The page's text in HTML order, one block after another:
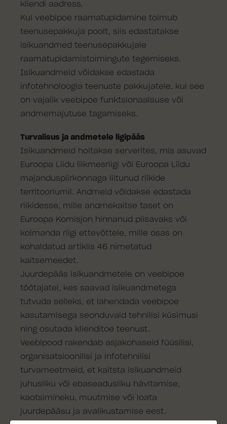
kliendi aadress.
Kui veebipoe raamatupidamine toimub
teenusepakkuja poolt, siis edastatakse
isikuandmed teenusepakkujale
raamatupidamistoimingute tegemiseks.
Isikuandmeid võidakse edastada
infotehnoloogia teenuste pakkujatele, kui see
on vajalik veebipoe funktsionaalsuse või
andmemajutuse tagamiseks.
Turvalisus ja andmetele ligipääs
Isikuandmeid hoitakse serverites, mis asuvad
Euroopa Liidu liikmesriigi või Euroopa Liidu
majanduspiirkonnaga liitunud riikide
territooriumil. Andmeid võidakse edastada
riikidesse, mille andmekaitse taset on
Euroopa Komisjon hinnanud piisavaks või
kolmanda riigi ettevõttele, mille osas on
kohaldatud artiklis 46 nimetatud
kaitsemeedet.
Juurdepääs isikuandmetele on veebipoe
töötajatel, kes saavad isikuandmetega
tutvuda selleks, et lahendada veebipoe
kasutamisega seonduvaid tehnilisi küsimusi
ning osutada klienditoe teenust.
Veebipood rakendab asjakohaseid füüsilisi,
organisatsioonilisi ja infotehnilisi
turvameetmeid, et kaitsta isikuandmeid
juhusliku või ebaseadusliku hävitamise,
kaotsimineku, muutmise või loata
juurdepääsu ja avalikustamise eest.